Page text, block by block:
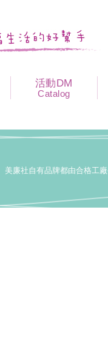
活動DM
Catalog
美廉社自有品牌都由合格工